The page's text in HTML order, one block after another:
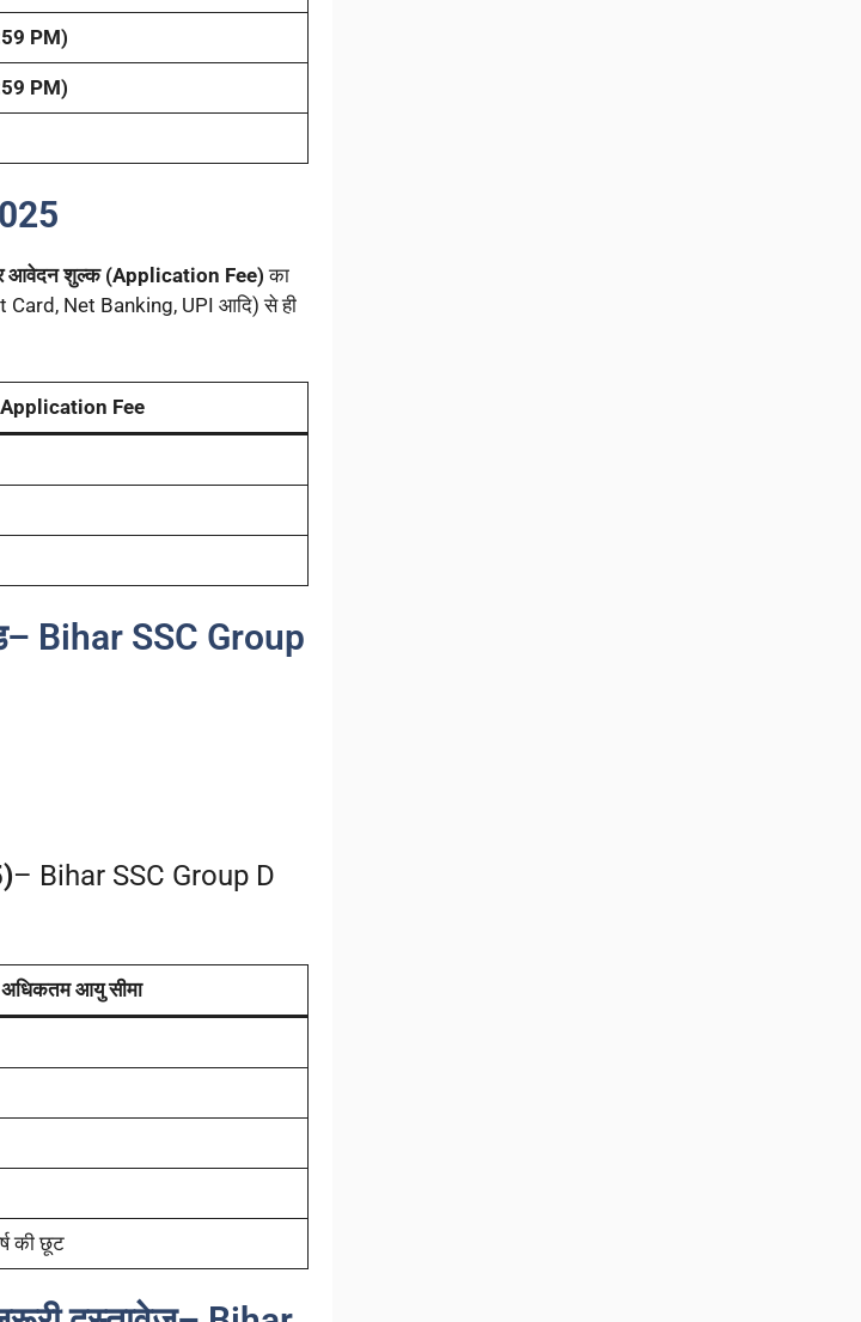
PM)
PM)
आवेदन शुल्क (Application Fee) का
Net Banking, UPI आदि) से ही
Application Fee
– Bihar SSC Group
– Bihar SSC Group D
अधिकतम आयु सीमा
की छूट